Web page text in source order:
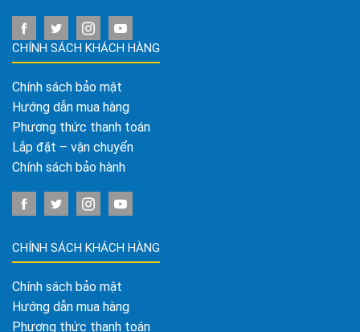
CHÍNH SÁCH KHÁCH HÀNG
Chính sách bảo mật
Hướng dẫn mua hàng
Phương thức thanh toán
Lắp đặt – vận chuyển
Chính sách bảo hành
CHÍNH SÁCH KHÁCH HÀNG
Chính sách bảo mật
Hướng dẫn mua hàng
Phương thức thanh toán